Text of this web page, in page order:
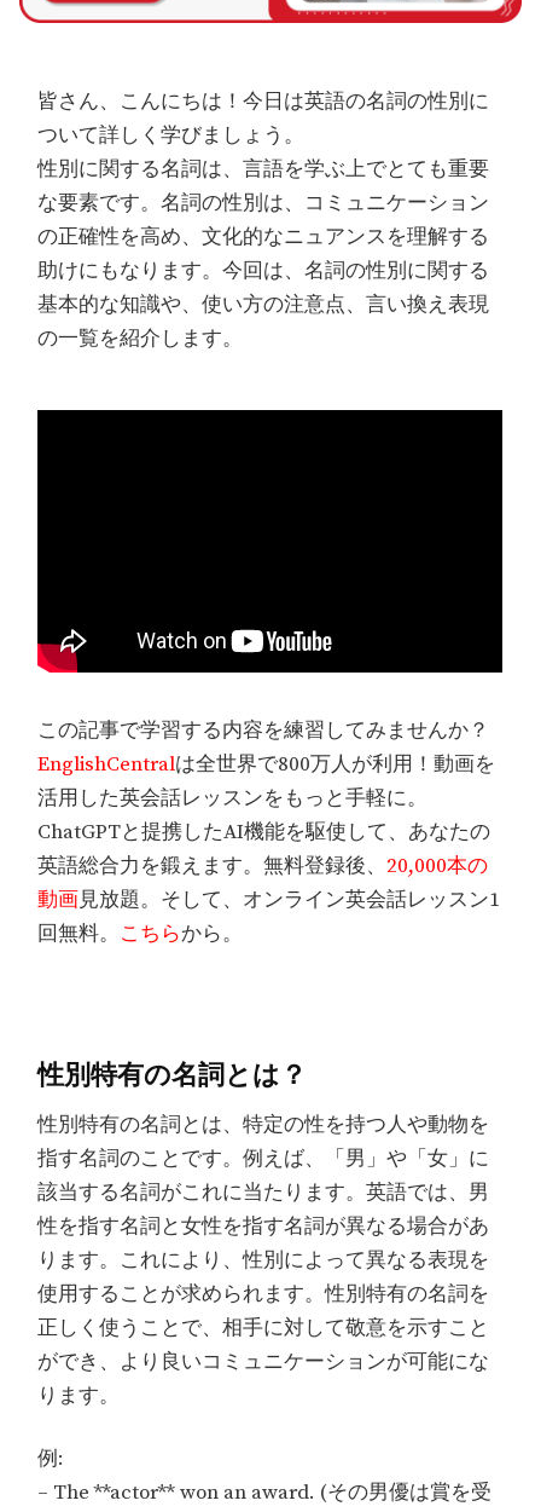
皆さん、こんにちは！今日は英語の名詞の性別に
ついて詳しく学びましょう。
性別に関する名詞は、言語を学ぶ上でとても重要
な要素です。名詞の性別は、コミュニケーション
の正確性を高め、文化的なニュアンスを理解する
助けにもなります。今回は、名詞の性別に関する
基本的な知識や、使い方の注意点、言い換え表現
の一覧を紹介します。
この記事で学習する内容を練習してみませんか？
EnglishCentralは全世界で800万人が利用！動画を
活用した英会話レッスンをもっと手軽に。
ChatGPTと提携したAI機能を駆使して、あなたの
英語総合力を鍛えます。無料登録後、 20,000本の
動画見放題。そして、オンライン英会話レッスン1
回無料。 こちらから。
性別特有の名詞とは？
性別特有の名詞とは、特定の性を持つ人や動物を
指す名詞のことです。例えば、「男」や「女」に
該当する名詞がこれに当たります。英語では、男
性を指す名詞と女性を指す名詞が異なる場合があ
ります。これにより、性別によって異なる表現を
使用することが求められます。性別特有の名詞を
正しく使うことで、相手に対して敬意を示すこと
ができ、より良いコミュニケーションが可能にな
ります。
例:
– The **actor** won an award. (その男優は賞を受